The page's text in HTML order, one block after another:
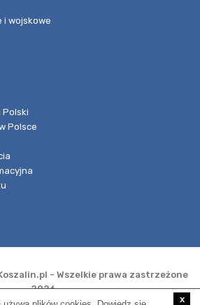
i wojskowe
Polski
Polsce
- Wszelkie prawa zastrzeżone
2026
x